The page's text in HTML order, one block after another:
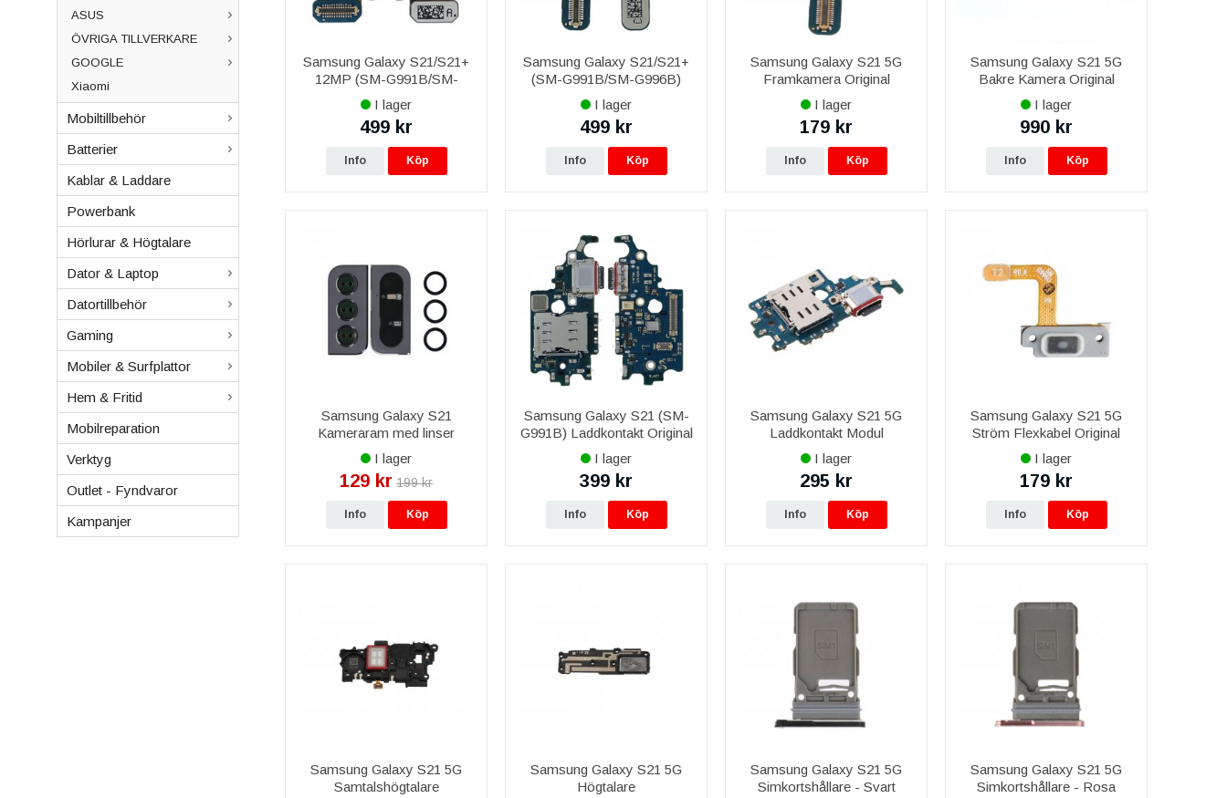
ASUS
ÖVRIGA TILLVERKARE
GOOGLE
Xiaomi
Mobiltillbehör
Batterier
Kablar & Laddare
Powerbank
Hörlurar & Högtalare
Dator & Laptop
Datortillbehör
Gaming
Mobiler & Surfplattor
Hem & Fritid
Mobilreparation
Verktyg
Outlet - Fyndvaror
Kampanjer
Samsung Galaxy S21/S21+
12MP (SM-G991B/SM-
G996B) Bakre Kamera
I lager
499 kr
Info Köp
Samsung Galaxy S21/S21+
(SM-G991B/SM-G996B)
Framkamera 10MP
I lager
499 kr
Info Köp
Samsung Galaxy S21 5G
Framkamera Original
I lager
179 kr
Info Köp
Samsung Galaxy S21 5G
Bakre Kamera Original
I lager
990 kr
Info Köp
Samsung Galaxy S21
Kameraram med linser
I lager
129 kr 199 kr
Info Köp
Samsung Galaxy S21 (SM-
G991B) Laddkontakt Original
I lager
399 kr
Info Köp
Samsung Galaxy S21 5G
Laddkontakt Modul
I lager
295 kr
Info Köp
Samsung Galaxy S21 5G
Ström Flexkabel Original
I lager
179 kr
Info Köp
Samsung Galaxy S21 5G
Samtalshögtalare
Samsung Galaxy S21 5G
Högtalare
Samsung Galaxy S21 5G
Simkortshållare - Svart
Samsung Galaxy S21 5G
Simkortshållare - Rosa